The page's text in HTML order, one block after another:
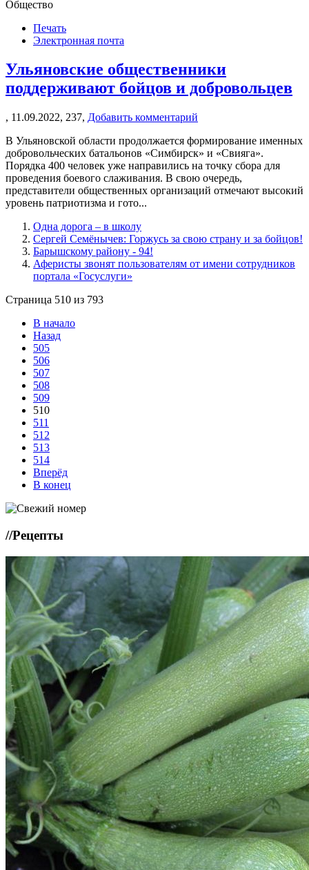
Общество
Печать
Электронная почта
Ульяновские общественники
поддерживают бойцов и добровольцев
, 11.09.2022, 237, Добавить комментарий
В Ульяновской области продолжается формирование именных
добровольческих батальонов «Симбирск» и «Свияга».
Порядка 400 человек уже направились на точку сбора для
проведения боевого слаживания. В свою очередь,
представители общественных организаций отмечают высокий
уровень патриотизма и гото...
Одна дорога – в школу
Сергей Семёнычев: Горжусь за свою страну и за бойцов!
Барышскому району - 94!
Аферисты звонят пользователям от имени сотрудников
портала «Госуслуги»
Страница 510 из 793
В начало
Назад
505
506
507
508
509
510
511
512
513
514
Вперёд
В конец
//Рецепты